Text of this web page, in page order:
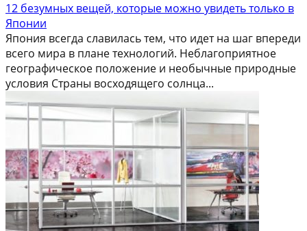
12 безумных вещей, которые можно увидеть только в
Японии
Япония всегда славилась тем, что идет на шаг впереди
всего мира в плане технологий. Неблагоприятное
географическое положение и необычные природные
условия Страны восходящего солнца...